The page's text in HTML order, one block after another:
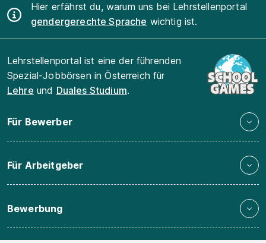
Hier erfährst du, warum uns bei Lehrstellenportal
gendergerechte Sprache wichtig ist.
Lehrstellenportal ist eine der führenden
Spezial-Jobbörsen in Österreich für
Lehre und Duales Studium.
Für Bewerber
Für Arbeitgeber
Bewerbung